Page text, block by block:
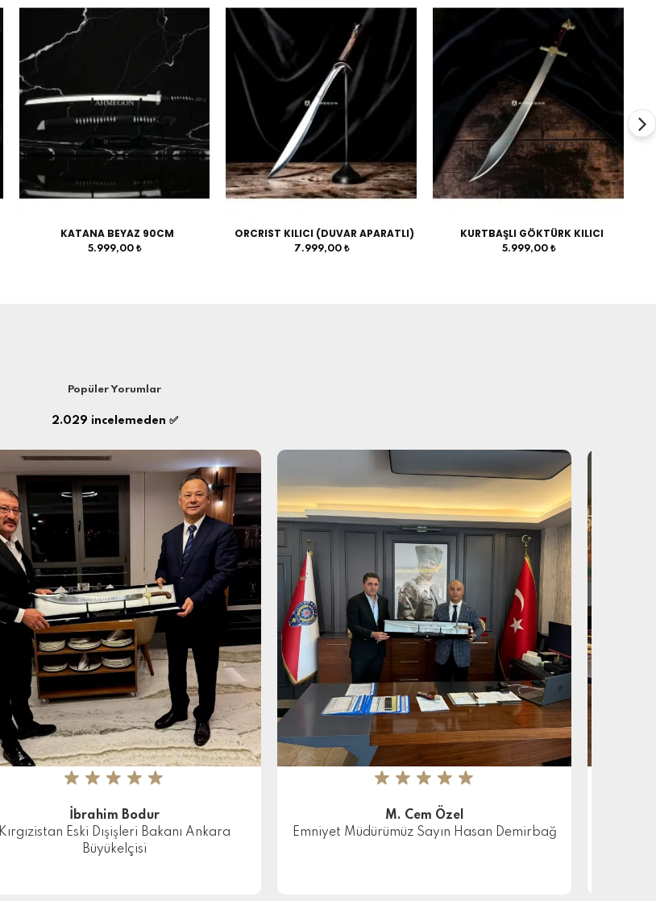
KATANA BEYAZ 90CM
5.999,00 ₺
ORCRIST KILICI (DUVAR APARATLI)
7.999,00 ₺
KURTBAŞLI GÖKTÜRK KILICI
5.999,00 ₺
Popüler Yorumlar
2.029 incelemeden ✅
★ ★ ★ ★ ★
İbrahim Bodur
Kırgızistan Eski Dışişleri Bakanı Ankara
Büyükelçisi
★ ★ ★ ★ ★
M. Cem Özel
Emniyet Müdürümüz Sayın Hasan Demirbağ